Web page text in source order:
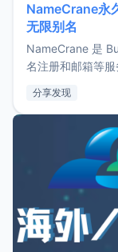
NameCrane永
无限别名
NameCrane 是
名注册和邮箱等
又实惠的域名邮
分享发现